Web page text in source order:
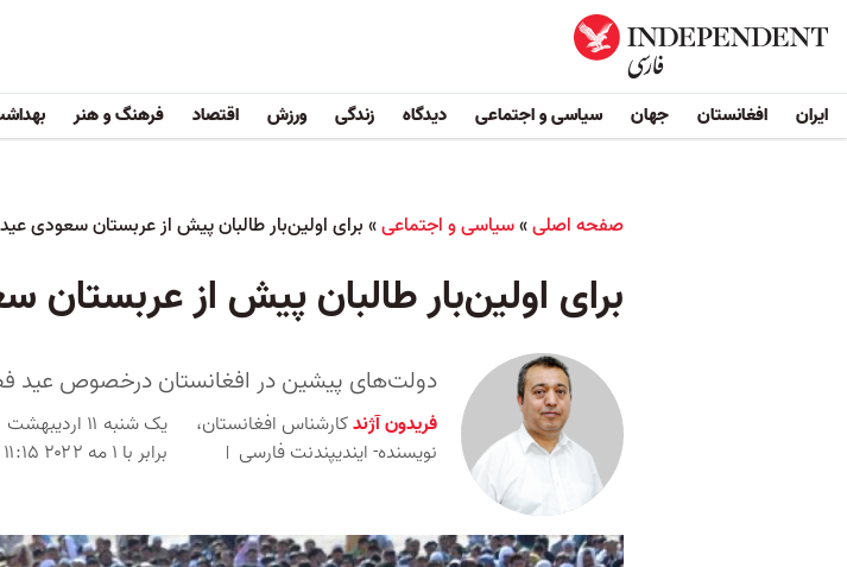
ایران افغانستان جهان سیاسی و اجتماعی دیدگاه زندگی ورزش اقتصاد فرهنگ و هنر
صفحه اصلی»سیاسی و اجتماعی»برای اولین‌بار طالبان پیش از عربستان سعودی عید
برای اولین‌بار طالبان پیش از عربستان
دولت‌های پیشین در افغانستان درخصوص عید
فریدون آژندکارشناس افغانستان،
نویسنده- ایندیپندنت فارسی
برابر با ۱ مه ۲۰۲۲ ۱۱:۱۵